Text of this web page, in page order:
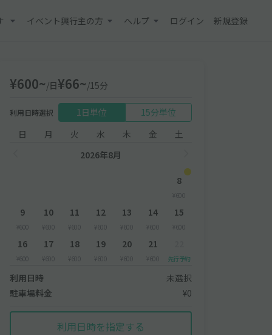
イベント興行主の方 ヘルプ ログイン 新規登録
¥600~/日¥66~/15分
利用日時選択 1日単位
15分単位
日
月 火 水 木 金
土
2026年8月
8
¥600
9
¥600
10
¥600
11
¥600
12
¥600
13
¥600
14
¥600
15
¥600
16
¥600
17
¥600
18
¥600
19
¥600
20
¥600
21
¥600 先行予約
利用日時
未選択
駐車場料金
¥0
利用日時を指定する